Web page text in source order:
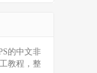
的中文非
教程，整